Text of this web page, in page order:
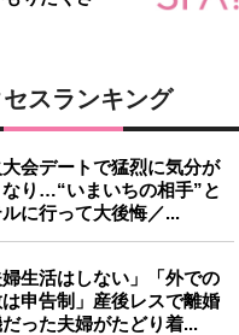
セスランキング
会デートで猛烈に気分が
なり…“いまいちの相手”と
に行って大後悔／...
婦生活はしない」「外での
申告制」産後レスで離婚
った夫婦がたどり着...